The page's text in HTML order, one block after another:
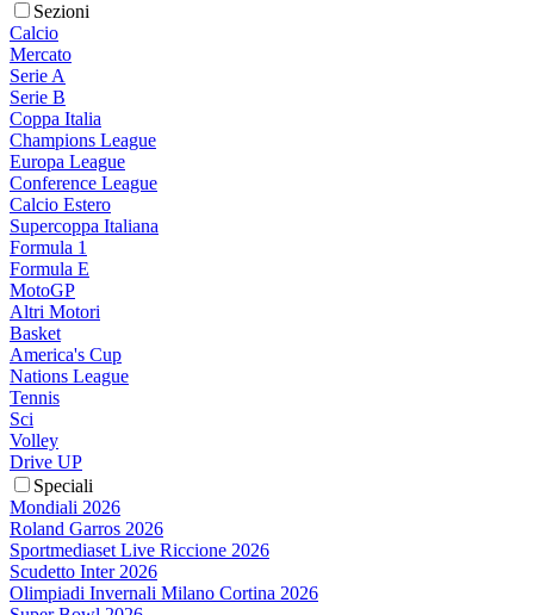
Sezioni
Calcio
Mercato
Serie A
Serie B
Coppa Italia
Champions League
Europa League
Conference League
Calcio Estero
Supercoppa Italiana
Formula 1
Formula E
MotoGP
Altri Motori
Basket
America's Cup
Nations League
Tennis
Sci
Volley
Drive UP
Speciali
Mondiali 2026
Roland Garros 2026
Sportmediaset Live Riccione 2026
Scudetto Inter 2026
Olimpiadi Invernali Milano Cortina 2026